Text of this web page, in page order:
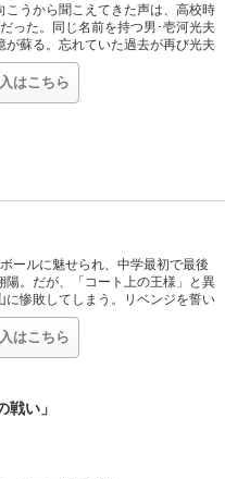
こうから聞こえてきた声は、高校時
った。同じ名前を持つ男･壱河光夫
が蘇る。忘れていた過去が再び光夫
犯者として再会を果たした二人の
しい形へと姿を変えてゆく…
はこちら
ールに魅せられ、中学最初で最後
陽。だが、「コート上の王様」と異
に惨敗してしまう。リベンジを誓い
く日向だが!?
はこちら
戦い」